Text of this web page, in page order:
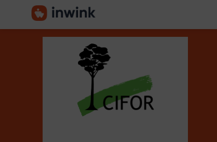
Center
International